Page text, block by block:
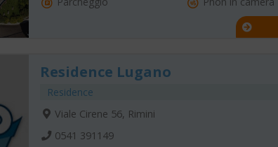
Residence Lugano
Residence
Viale Cirene 56, Rimini
0541 391149